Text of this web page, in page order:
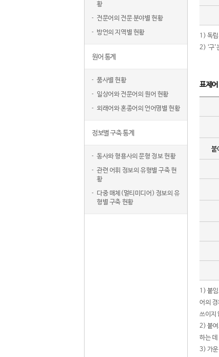
황
전문어의 전문 분야별 현황
방언의 지역별 현황
원어 통계
품사별 현황
일상어와 전문어의 원어 현황
외래어와 혼종어의 언어명별 현황
정보별 구축 통계
동사와 형용사의 문형 정보 현황
관련 어휘 정보의 유형별 구축 현
황
다중 매체(멀티미디어) 정보의 유
형별 구축 현황
1) 독립
2) ‘구
표제
붙
1) 붙
어의
쓰이지
2) 붙여
하는
3) 가운